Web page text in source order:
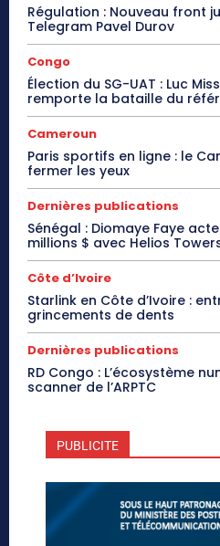
Régulation : Nouveau front
Telegram Pavel Durov
Congo
Élection du SG-UAT : Luc
remporte la bataille du
Cameroun
Paris sportifs en ligne : le
fermer les yeux
Dernières publications
Sénégal : Diomaye Faye
millions $ avec Helios
Côte d’Ivoire
Starlink en Côte d’Ivoire :
grincements de dents
Dernières publications
RD Congo : L’écosystème
scanner de l’ARPTC
PUBLICITE